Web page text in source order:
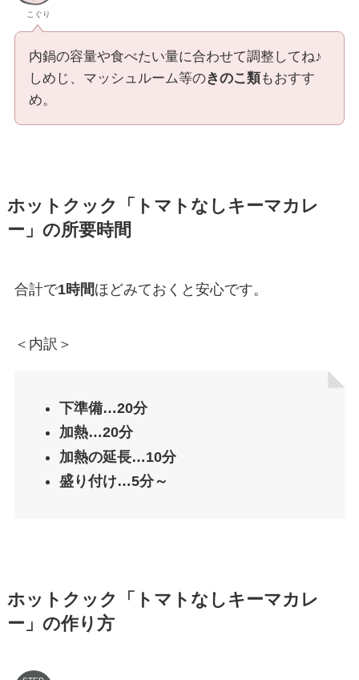
こぐり
内鍋の容量や食べたい量に合わせて調整してね♪
しめじ、マッシュルーム等のきのこ類もおすす
め。
ホットクック「トマトなしキーマカレ
ー」の所要時間
合計で1時間ほどみておくと安心です。
＜内訳＞
下準備…20分
加熱…20分
加熱の延長…10分
盛り付け…5分～
ホットクック「トマトなしキーマカレ
ー」の作り方